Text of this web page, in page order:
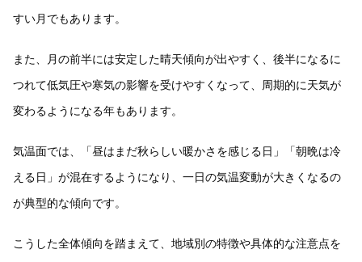
すい月でもあります。
また、月の前半には安定した晴天傾向が出やすく、後半になるに
つれて低気圧や寒気の影響を受けやすくなって、周期的に天気が
変わるようになる年もあります。
気温面では、「昼はまだ秋らしい暖かさを感じる日」「朝晩は冷
える日」が混在するようになり、一日の気温変動が大きくなるの
が典型的な傾向です。
こうした全体傾向を踏まえて、地域別の特徴や具体的な注意点を